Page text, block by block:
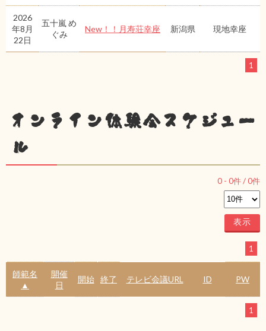
2026
年8月
22日
五十嵐 め
ぐみ
New！！月寿荘幸座 新潟県 現地幸座
1
オンライン体験会スケジュー
ル
0 - 0件 /0件
1
師範名
▲
開催
日
開始 終了 テレビ会議URL ID PW
1